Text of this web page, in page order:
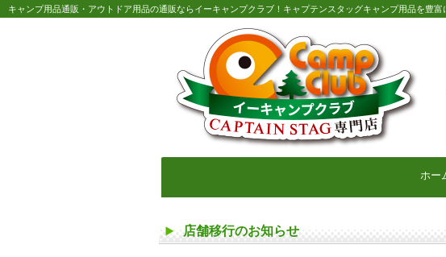
キャンプ用品通販・アウトドア用品の通販ならイーキャンプクラブ！キャプテンスタッグキャンプ用品を豊富
キ
ホー
店舗移行のお知らせ